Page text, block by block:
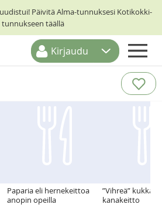
Päivitä Alma-tunnuksesi Kotikokki-
tunnukseen täällä
Kirjaudu
Paparia eli hernekeittoa
anopin opeilla
”Vihreä”
kanakeitto